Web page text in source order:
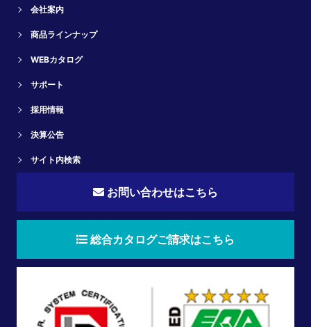
会社案内
商品ラインナップ
WEBカタログ
サポート
採用情報
決算公告
サイト内検索
お問い合わせはこちら
総合カタログご請求はこちら